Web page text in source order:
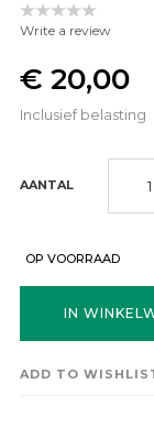
Write a review
€ 20,00
Inclusief belasting
AANTAL
OP VOORRAAD
IN
ADD TO